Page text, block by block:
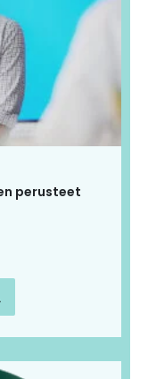
perusteet